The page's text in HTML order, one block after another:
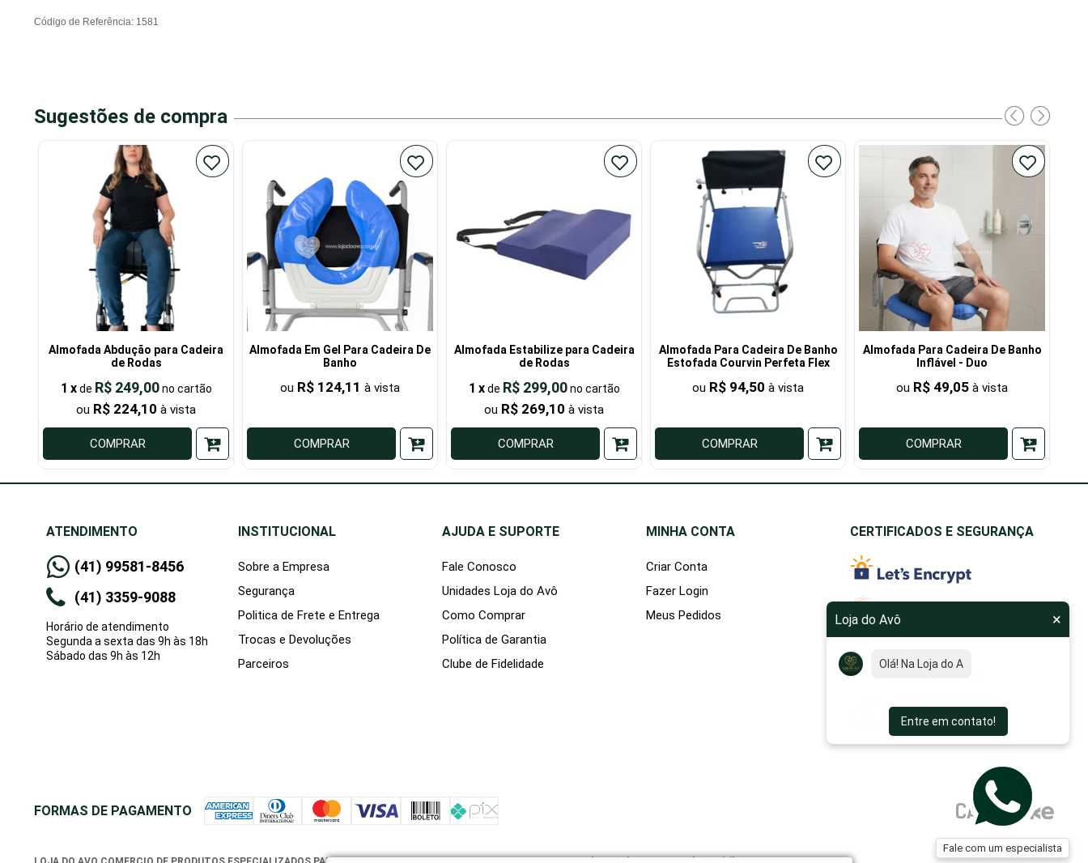
Fale com um especialista
Loja do Avô ×
objetivo é fa
Entre em contato!
Código de Referência: 1581
Sugestões de compra
Almofada Abdução para Cadeira
de Rodas
1 x de R$ 249,00
R$ 224,10
COMPRAR
Almofada Em Gel Para Cadeira De
Banho
R$ 124,11
COMPRAR
Almofada Estabilize para Cadeira
de Rodas
1 x de R$ 299,00
R$ 269,10
COMPRAR
Almofada Para Cadeira De Banho
Estofada Courvin Perfeta Flex
R$ 94,50
COMPRAR
Almofada Para Cadeira De Banho
Inflável - Duo
R$ 49,05
COMPRAR
ATENDIMENTO
(41) 99581-8456
(41) 3359-9088
Horário de atendimento
Segunda a sexta das 9h às 18h
Sábado das 9h às 12h
INSTITUCIONAL
Sobre a Empresa
Segurança
Politica de Frete e Entrega
Trocas e Devoluções
Parceiros
AJUDA E SUPORTE
Fale Conosco
Unidades Loja do Avô
Como Comprar
Política de Garantia
Clube de Fidelidade
MINHA CONTA
Criar Conta
Fazer Login
Meus Pedidos
CERTIFICADOS E SEGURANÇA
SIGA A LOJA DO AVÔ
FORMAS DE PAGAMENTO